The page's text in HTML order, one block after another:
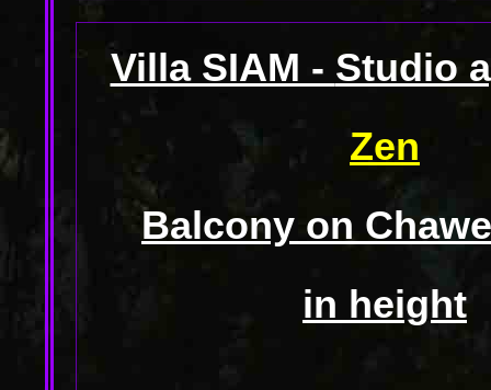
Villa SIAM - Studio
Zen
Balcony on
in height